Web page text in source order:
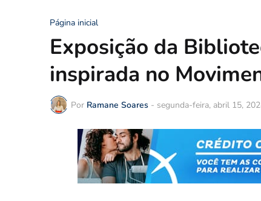
Página inicial
Exposição da
inspirada no
Por Ramane Soares - segunda-feira, abril 15,